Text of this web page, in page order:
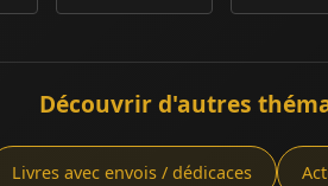
Découvrir d'autres
Livres avec envois / dédicaces